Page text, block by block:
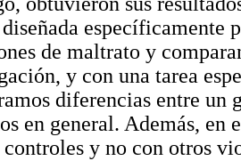
específicamente
de maltrato y
y con una tarea
diferencias entre un
en general. Además, en
controles y no con otros